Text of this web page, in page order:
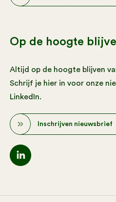
Op de hoogte
Altijd op de hoogte blijven
Schrijf je hier in voor onze
LinkedIn.
Inschrijven nieuwsbrief